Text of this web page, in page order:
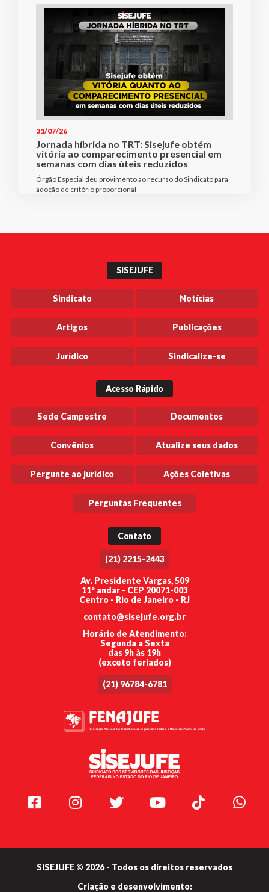
31/07/26
Jornada híbrida no TRT: Sisejufe obtém
vitória ao comparecimento presencial em
semanas com dias úteis reduzidos
Órgão Especial deu provimento ao recurso do Sindicato para
adoção de critério proporcional
SISEJUFE
Sindicato Notícias
Artigos Publicações
Jurídico Sindicalize-se
Acesso Rápido
Sede Campestre Documentos
Convênios Atualize seus dados
Pergunte ao jurídico Ações Coletivas
Perguntas Frequentes
Contato
(21) 2215-2443
Av. Presidente Vargas, 509
11º andar - CEP 20071-003
Centro - Rio de Janeiro - RJ
contato@sisejufe.org.br
Horário de Atendimento:
Segunda a Sexta
das 9h às 19h
(exceto feriados)
(21) 96784-6781
Facebook Instagram Twitter Youtube TikTok
SISEJUFE © 2026 - Todos os direitos reservados
Criação e desenvolvimento: